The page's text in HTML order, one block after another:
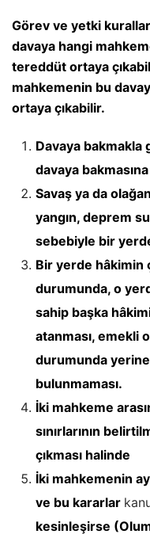
Görev ve yetki
davaya hangi
tereddüt ortaya
mahkemenin bu
ortaya çıkabilir.
Davaya
davaya
Savaş ya da
yangın, deprem
sebebiyle bir
Bir yerde hâkimin
durumunda, o
sahip başka
atanması, emekli
durumunda
bulunmaması.
İki mahkeme
sınırlarının
çıkması halinde
İki mahkemenin
ve bu kararlar
kesinleşirse